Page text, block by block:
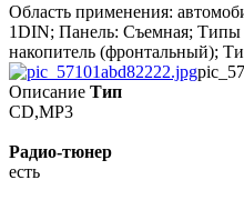
Область применения:
1DIN; Панель: Съемная; Типы
накопитель (фронтальный);
Описание Тип
CD,MP3
Радио-тюнер
есть